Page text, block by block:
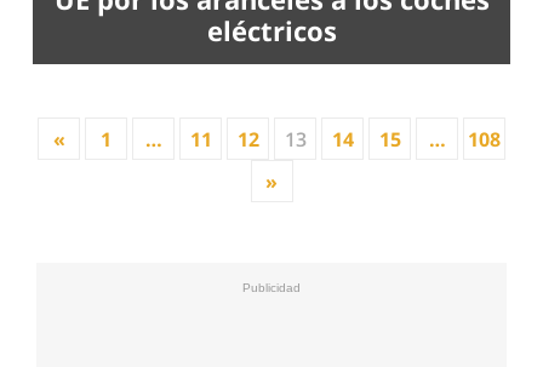
eléctricos
« 1 … 11 12 13 14 15 …
108
»